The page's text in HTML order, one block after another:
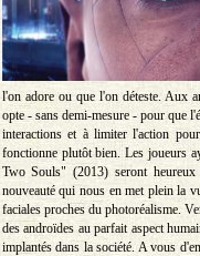
l'on adore ou que l'on déteste. Aux
opte - sans demi-mesure - pour que
interactions et à limiter l'action
fonctionne plutôt bien. Les joueurs
Two Souls" (2013) seront heureux
nouveauté qui nous en met plein la
faciales proches du photoréalisme.
des androïdes au parfait aspect
implantés dans la société. A vous